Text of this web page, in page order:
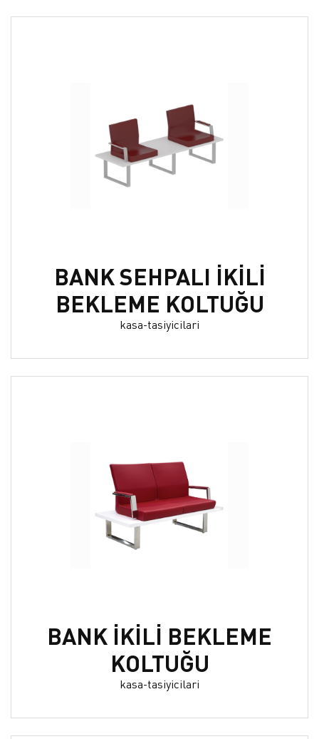
BANK SEHPALI İKİLİ
BEKLEME KOLTUĞU
kasa-tasiyicilari
BANK İKİLİ BEKLEME
KOLTUĞU
kasa-tasiyicilari